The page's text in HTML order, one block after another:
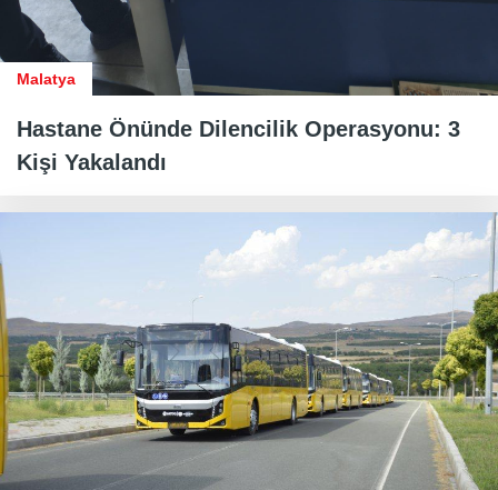
Malatya
Hastane Önünde Dilencilik Operasyonu: 3
Kişi Yakalandı